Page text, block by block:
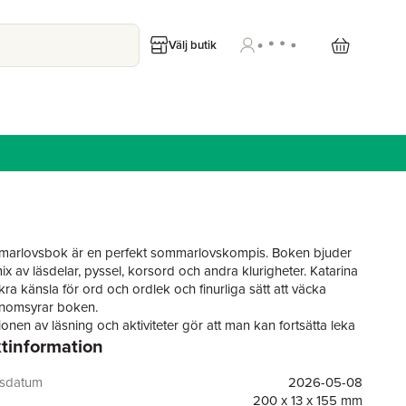
Välj butik
är en perfekt sommarlovskompis. Boken bjuder
av läsdelar, pyssel, korsord och andra klurigheter. Katarina
känsla för ord och ordlek och finurliga sätt att väcka
boken.
av läsning och aktiviteter gör att man kan fortsätta leka
ordförråd och hålla igång läslusten utan att det känns
tips på sommaraktiviteter som kan fortsätta utanför
här är en riktigt bra ”ta med”-produkt som funkar lika bra
2026-05-08
200 x 13 x 155 mm